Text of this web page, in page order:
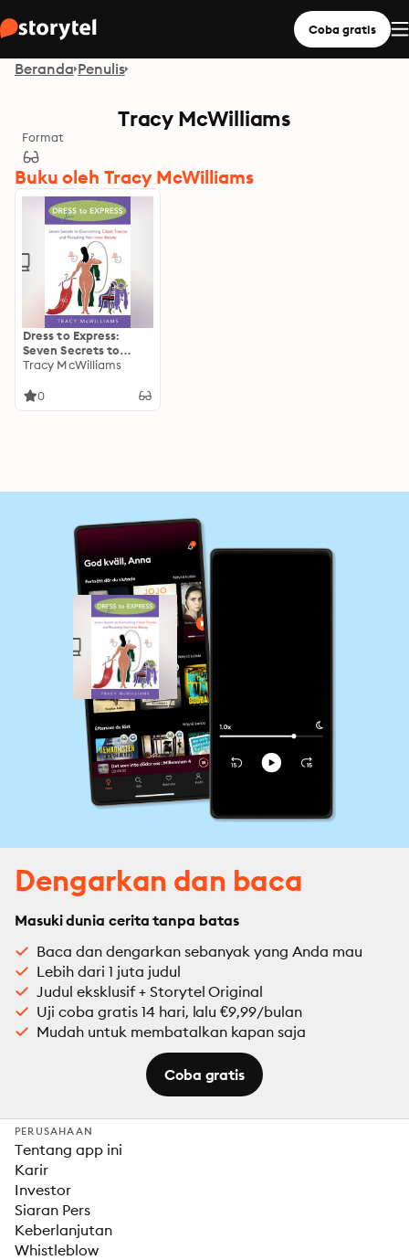
Coba gratis
Beranda Penulis
Tracy McWilliams
Format
Buku oleh Tracy McWilliams
Dress to Express:
Seven Secrets to
Overcoming Closet
Revealing Your Inner
Tracy McWilliams
0
Dengarkan dan baca
Masuki dunia cerita tanpa batas
Baca dan dengarkan sebanyak yang Anda mau
Lebih dari 1 juta judul
Judul eksklusif + Storytel Original
Uji coba gratis 14 hari, lalu €9,99/bulan
Mudah untuk membatalkan kapan saja
Coba gratis
PERUSAHAAN
Tentang app ini
Karir
Investor
Siaran Pers
Keberlanjutan
Whistleblow